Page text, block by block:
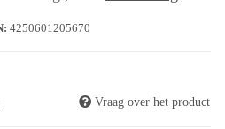
4250601205670
Vraag over het product